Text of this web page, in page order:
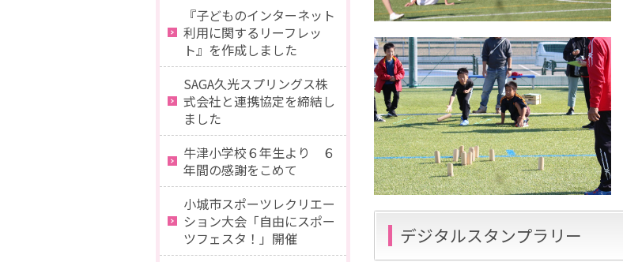
デジタルスタンプラリー
『子どものインターネット
利用に関するリーフレッ
ト』を作成しました
SAGA久光スプリングス株
式会社と連携協定を締結し
ました
牛津小学校６年生より ６
年間の感謝をこめて
小城市スポーツレクリエー
ション大会「自由にスポー
ツフェスタ！」開催